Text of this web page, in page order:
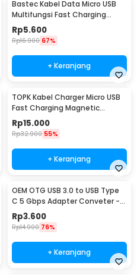
Bastec Kabel Data Micro USB
Multifungsi Fast Charging
Braided 100cm - BN100
Rp5.600
Rp16.900 67%
+ Keranjang
TOPK Kabel Charger Micro USB
Fast Charging Magnetic
Braided 5V 2.4A 1M - CS1711
Rp15.000
Rp32.900 55%
+ Keranjang
OEM OTG USB 3.0 to USB Type
C 5 Gbps Adapter Conveter -
US154
Rp3.600
Rp14.900 76%
+ Keranjang